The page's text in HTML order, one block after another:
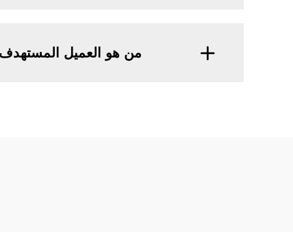
من هو العميل